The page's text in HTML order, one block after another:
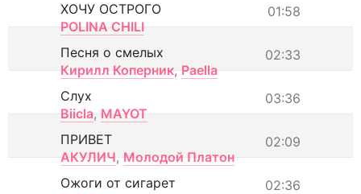
01:58
ХОЧУ ОСТРОГО
POLINA CHILI
02:33
Песня о смелых
Кирилл Коперник, Paella
03:36
Слух
Biicla, MAYOT
02:09
ПРИВЕТ
АКУЛИЧ, Молодой Платон
02:36
Ожоги от сигарет